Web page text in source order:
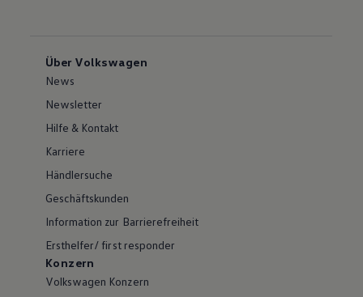
Über Volkswagen
News
Newsletter
Hilfe & Kontakt
Karriere
Händlersuche
Geschäftskunden
Information zur Barrierefreiheit
Ersthelfer/ first responder
Konzern
Volkswagen Konzern